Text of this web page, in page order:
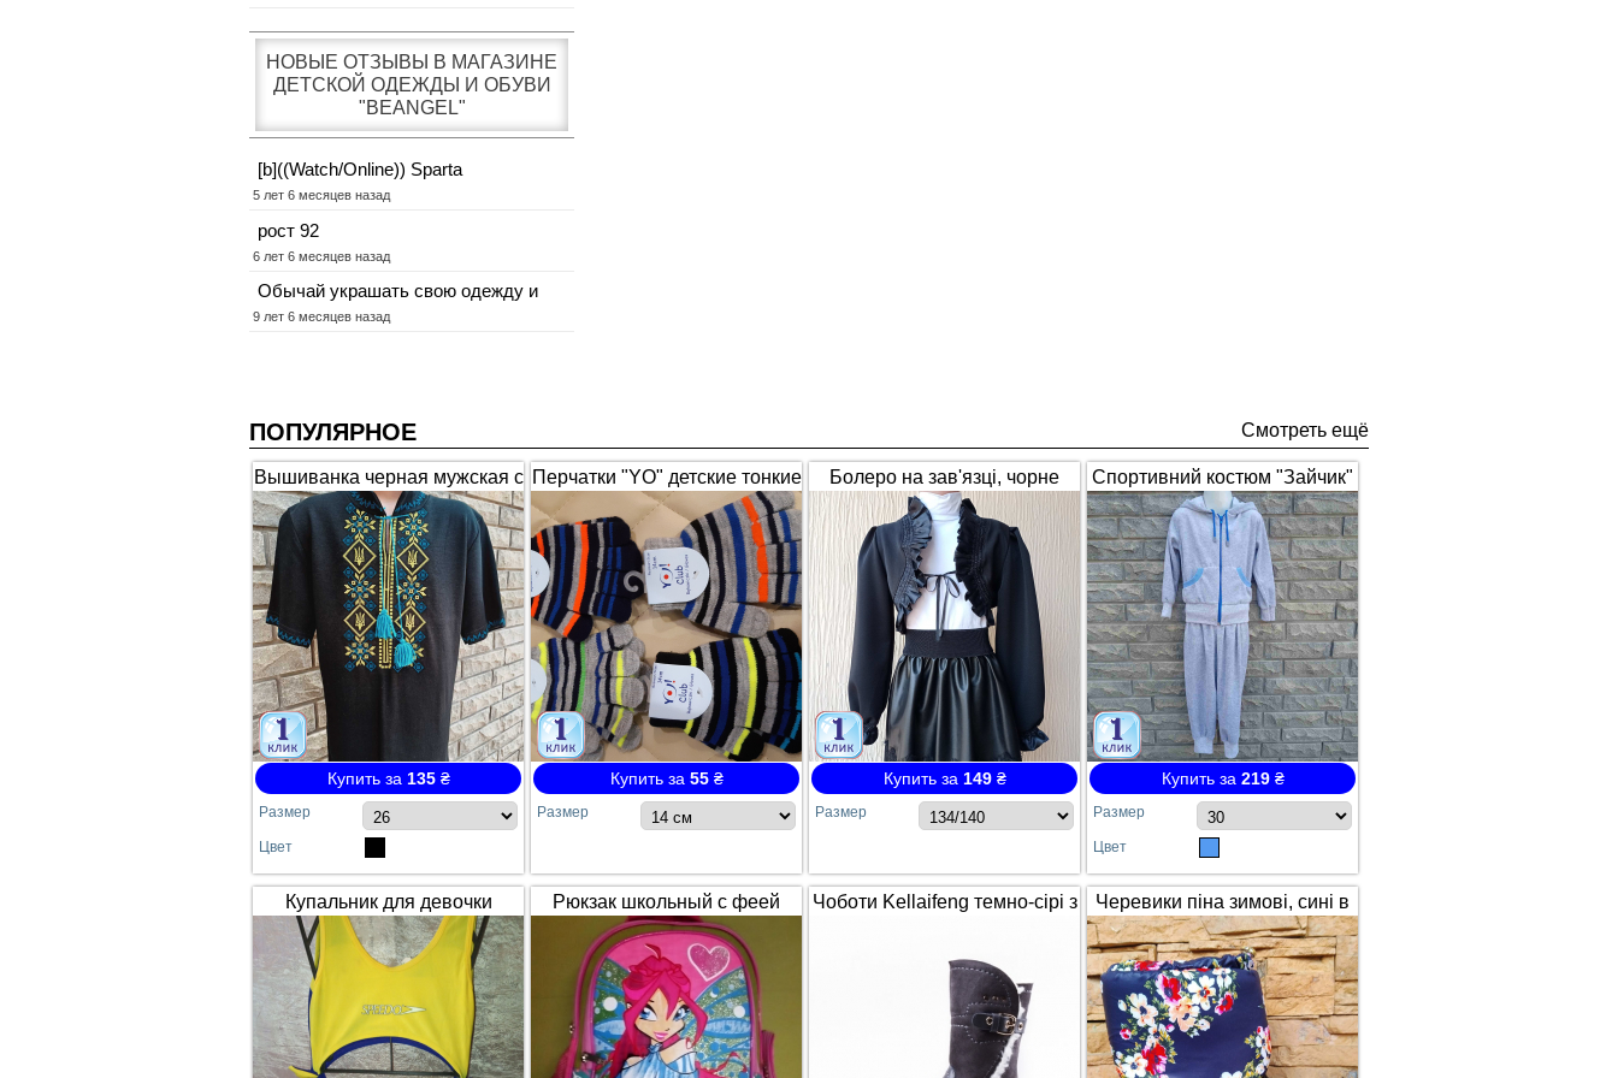
НОВЫЕ ОТЗЫВЫ В МАГАЗИНЕ
ДЕТСКОЙ ОДЕЖДЫ И ОБУВИ
"BEANGEL"
[b]((Watch/Online)) Sparta
5 лет 6 месяцев назад
рост 92
6 лет 6 месяцев назад
Обычай украшать свою одежду и
9 лет 6 месяцев назад
ПОПУЛЯРНОЕ Смотреть ещё
Вышиванка черная мужская с
коротким рукавом "Гербы"
Купить за 135₴
Размер
Цвет
Перчатки "YO" детские тонкие
полосатые
Купить за 55₴
Размер
Болеро на зав'язці, чорне
(1653)
Купить за 149₴
Размер
Спортивний костюм "Зайчик"
з вушками, сірий з синім 1672
(арт.326)
Купить за 219₴
Размер
Цвет
Купальник для девочки
SPEEDO жёлто-синий
сдельный №64
Рюкзак школьный с феей
Winx / Винкс
Чоботи Kellaifeng темно-сірі з
Черевики піна зимові, сині в
квітах